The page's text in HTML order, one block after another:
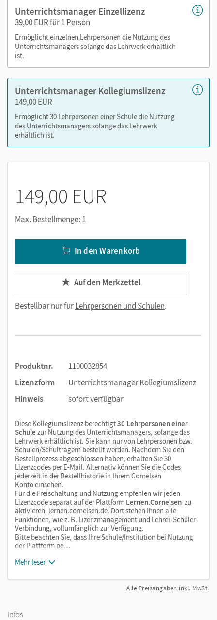
Erklärfilme
Lernlisten für Themenvokabular
Interaktive Übungen
Handreichungen mit didaktischen Kommentaren
Arbeitsblätter (Word/PDF)
Nutzen Sie den Unterrichtsmanager auf lernen.cornelsen.de
oder über die Cornelsen Lernen App.
Unterrichtsmanager Einzellizenz
39,00 EUR für 1 Person
Ermöglicht einzelnen Lehrpersonen die Nutzung des
Unterrichtsmanagers solange das Lehrwerk erhältlich
ist.
Unterrichtsmanager Kollegiumslizenz
149,00 EUR
Ermöglicht 30 Lehrpersonen einer Schule die Nutzung
des Unterrichtsmanagers solange das Lehrwerk
erhältlich ist.
149,00 EUR
Max. Bestellmenge: 1
In den Warenkorb
Auf den Merkzettel
Bestellbar nur fürLehrpersonen und Schulen.
Produktnr.
1100032854
Lizenzform
Unterrichtsmanager Kollegiumslizenz
Hinweis
sofort verfügbar
Diese Kollegiumslizenz berechtigt30 Lehrpersonen einer
Schule zur Nutzung des Unterrichtsmanagers, solange das
Lehrwerk erhältlich ist. Sie kann nur von Lehrpersonen bzw.
Schulen/Schulträgern bestellt werden. Nachdem Sie den
Bestellprozess abgeschlossen haben, erhalten Sie 30
Lizenzcodes per E-Mail. Alternativ können Sie die Codes
jederzeit in der Bestellhistorie in Ihrem Cornelsen
Konto einsehen.
Für die Freischaltung und Nutzung empfehlen wir jeden
Lizenzcode separat auf der Plattform Lernen.Cornelsen zu
aktivieren: lernen.cornelsen.de. Dort stehen Ihnen alle
Funktionen, wie z. B. Lizenzmanagement und Lehrer-Schüler-
Verbindung, vollumfänglich zur Verfügung.
Bitte beachten Sie, dass Ihre Schule/Institution bei Nutzung
der Plattform pe…
Mehr lesen
Alle Preisangaben inkl. MwSt.
Infos